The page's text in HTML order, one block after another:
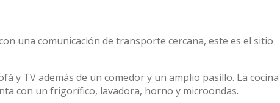
una comunicación de transporte cercana, este es el sitio
y TV además de un comedor y un amplio pasillo. La cocina
con un frigorífico, lavadora, horno y microondas.